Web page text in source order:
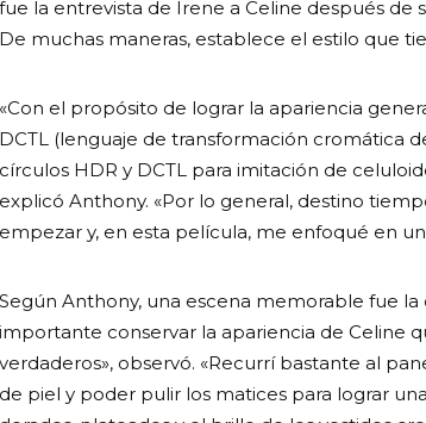
fue la entrevista de Irene a Celine después de
De muchas maneras, establece el estilo que
«Con el propósito de lograr la apariencia
DCTL (lenguaje de transformación cromática
círculos HDR y DCTL para imitación de
explicó Anthony. «Por lo general, destino
empezar y, en esta película, me enfoqué en
Según Anthony, una escena memorable fue
importante conservar la apariencia de Celine
verdaderos», observó. «Recurrí bastante al
de piel y poder pulir los matices para lograr